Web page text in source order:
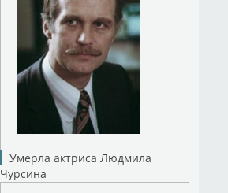
Умерла актриса Людмила
Чурсина